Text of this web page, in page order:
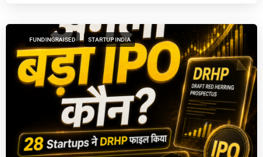
FUNDINGRAISED STARTUP INDIA